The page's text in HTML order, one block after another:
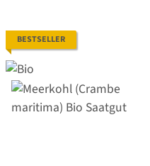
BESTSELLER